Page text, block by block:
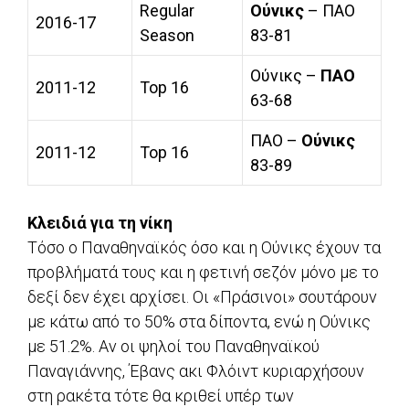
2016-17
Regular
Season
Ούνικς – ΠΑΟ
83-81
2011-12 Top 16
Ούνικς – ΠΑΟ
63-68
2011-12 Top 16
ΠΑΟ – Ούνικς
83-89
Κλειδιά για τη νίκη
Τόσο ο Παναθηναϊκός όσο και η Ούνικς έχουν τα
προβλήματά τους και η φετινή σεζόν μόνο με το
δεξί δεν έχει αρχίσει. Οι «Πράσινοι» σουτάρουν
με κάτω από το 50% στα δίποντα, ενώ η Ούνικς
με 51.2%. Αν οι ψηλοί του Παναθηναϊκού
Παναγιάννης, Έβανς ακι Φλόιντ κυριαρχήσουν
στη ρακέτα τότε θα κριθεί υπέρ των